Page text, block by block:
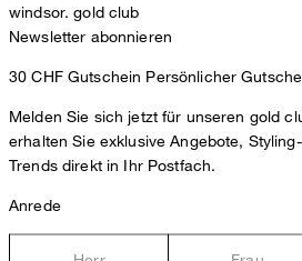
windsor. gold club
Newsletter abonnieren
30 CHF Gutschein Persönlicher
Melden Sie sich jetzt für unseren gold
erhalten Sie exklusive Angebote,
Trends direkt in Ihr Postfach.
Anrede